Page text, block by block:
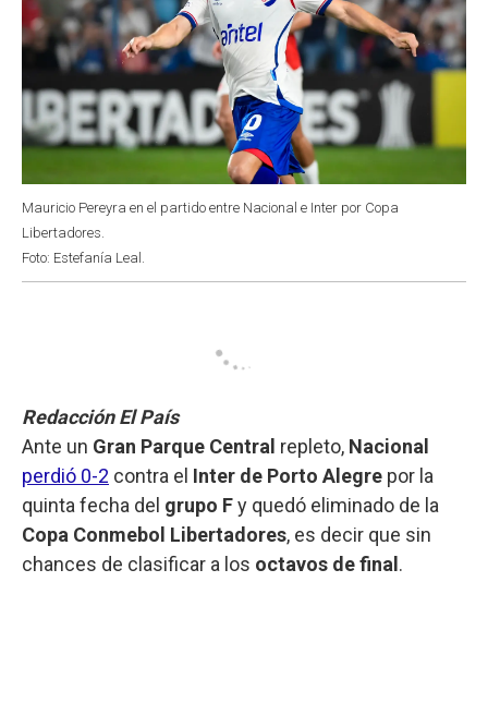
Mauricio Pereyra en el partido entre Nacional e Inter por Copa
Libertadores.
Foto: Estefanía Leal.
Redacción El País
Ante un Gran Parque Central repleto, Nacional
perdió 0-2 contra el Inter de Porto Alegre por la
quinta fecha del grupo Fy quedó eliminado de la
Copa Conmebol Libertadores, es decir que sin
chances de clasificar a los octavos de final .